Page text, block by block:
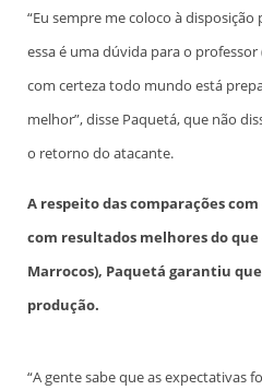
“Eu sempre me coloco à
essa é uma dúvida para o
com certeza todo mundo está
melhor”, disse Paquetá, que não
o retorno do atacante.
A respeito das comparações
com resultados melhores do
Marrocos), Paquetá garantiu
produção.
“A gente sabe que as expectativas